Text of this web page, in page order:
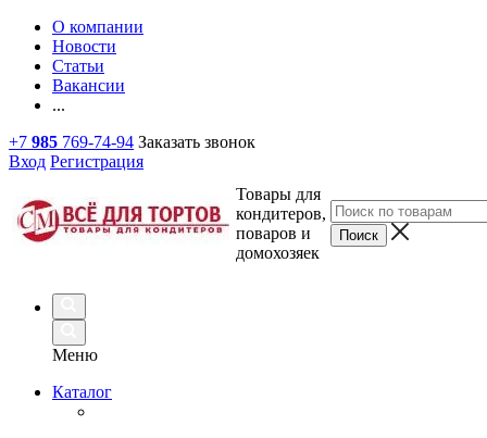
О компании
Новости
Статьи
Вакансии
...
+7 985 769-74-94 Заказать звонок
Вход Регистрация
Товары для
кондитеров,
поваров и
домохозяек
Меню
Каталог